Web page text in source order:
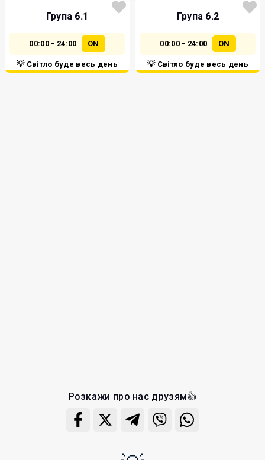
Група 6.1
00:00 - 24:00 ON
💡 Світло буде весь день
Група 6.2
00:00 - 24:00 ON
💡 Світло буде весь день
Розкажи про нас друзям👍